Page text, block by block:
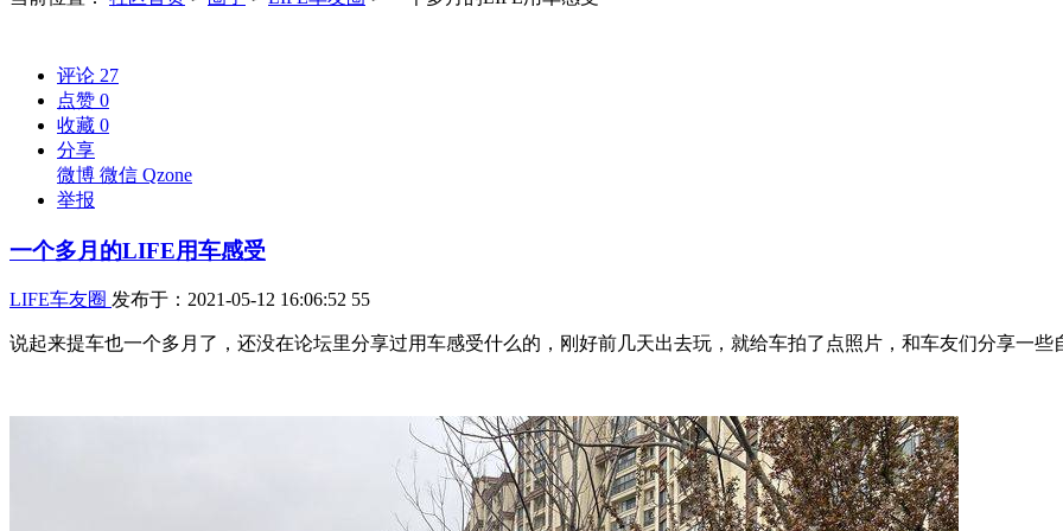
评论 27
点赞 0
收藏 0
分享
微博 微信 Qzone
举报
一个多月的LIFE用车感受
LIFE车友圈 发布于：2021-05-12 16:06:52 55
说起来提车也一个多月了，还没在论坛里分享过用车感受什么的，刚好前几天出去玩，就给车拍了点照片，和车友们分享一些